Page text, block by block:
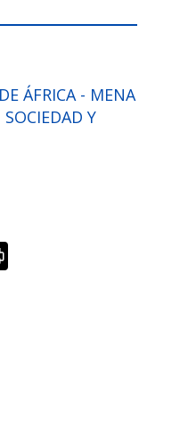
ÁFRICA - MENA
SOCIEDAD Y